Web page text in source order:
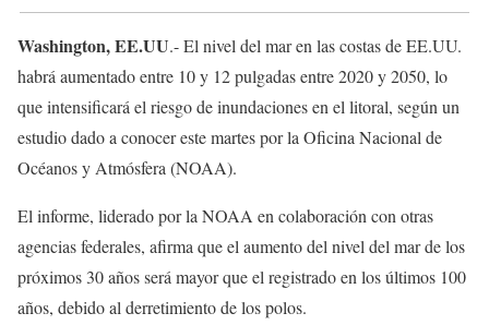
Washington, EE.UU.- El nivel del mar en las costas de EE.UU.
habrá aumentado entre 10 y 12 pulgadas entre 2020 y 2050, lo
que intensificará el riesgo de inundaciones en el litoral, según un
estudio dado a conocer este martes por la Oficina Nacional de
Océanos y Atmósfera (NOAA).
El informe, liderado por la NOAA en colaboración con otras
agencias federales, afirma que el aumento del nivel del mar de los
próximos 30 años será mayor que el registrado en los últimos 100
años, debido al derretimiento de los polos.